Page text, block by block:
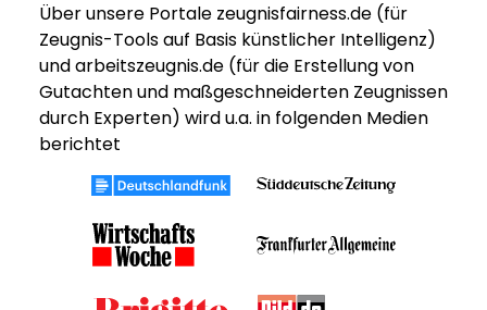
Über unsere Portale zeugnisfairness.de (für
Zeugnis-Tools auf Basis künstlicher Intelligenz)
und arbeitszeugnis.de (für die Erstellung von
Gutachten und maßgeschneiderten Zeugnissen
durch Experten) wird u.a. in folgenden Medien
berichtet